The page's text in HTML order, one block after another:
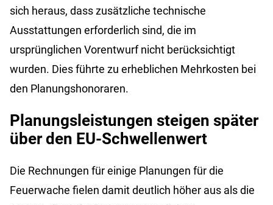
sich heraus, dass zusätzliche technische
Ausstattungen erforderlich sind, die im
ursprünglichen Vorentwurf nicht berücksichtigt
wurden. Dies führte zu erheblichen Mehrkosten bei
den Planungshonoraren.
Planungsleistungen steigen später
über den EU-Schwellenwert
Die Rechnungen für einige Planungen für die
Feuerwache fielen damit deutlich höher aus als die